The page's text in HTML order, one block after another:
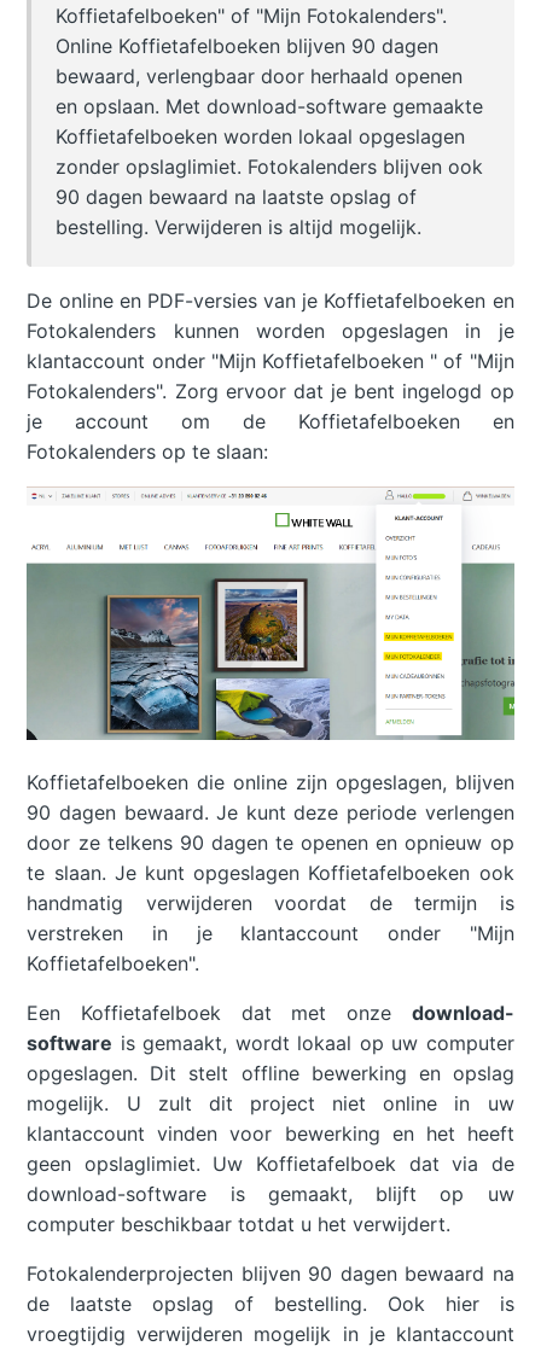
Koffietafelboeken" of "Mijn Fotokalenders".
Online Koffietafelboeken blijven 90 dagen
bewaard, verlengbaar door herhaald openen
en opslaan. Met download-software gemaakte
Koffietafelboeken worden lokaal opgeslagen
zonder opslaglimiet. Fotokalenders blijven ook
90 dagen bewaard na laatste opslag of
bestelling. Verwijderen is altijd mogelijk.
De online en PDF-versies van je Koffietafelboeken en
Fotokalenders kunnen worden opgeslagen in je
klantaccount onder "Mijn Koffietafelboeken " of "Mijn
Fotokalenders". Zorg ervoor dat je bent ingelogd op
je account om de Koffietafelboeken en
Fotokalenders op te slaan:
Koffietafelboeken die online zijn opgeslagen, blijven
90 dagen bewaard. Je kunt deze periode verlengen
door ze telkens 90 dagen te openen en opnieuw op
te slaan. Je kunt opgeslagen Koffietafelboeken ook
handmatig verwijderen voordat de termijn is
verstreken in je klantaccount onder "Mijn
Koffietafelboeken".
Een Koffietafelboek dat met onze download-
software is gemaakt, wordt lokaal op uw computer
opgeslagen. Dit stelt offline bewerking en opslag
mogelijk. U zult dit project niet online in uw
klantaccount vinden voor bewerking en het heeft
geen opslaglimiet. Uw Koffietafelboek dat via de
download-software is gemaakt, blijft op uw
computer beschikbaar totdat u het verwijdert.
Fotokalenderprojecten blijven 90 dagen bewaard na
de laatste opslag of bestelling. Ook hier is
vroegtijdig verwijderen mogelijk in je klantaccount